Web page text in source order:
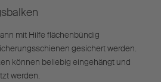
mit Hilfe flächenbündig
gesichert werden.
können beliebig eingehängt und
werden.